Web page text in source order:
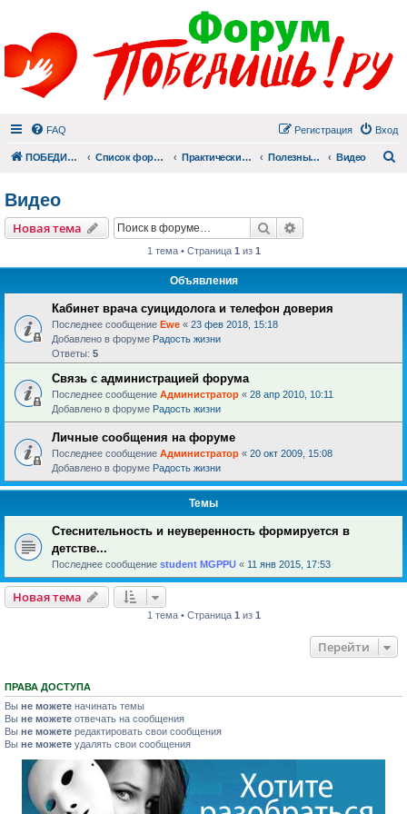
FAQ Вход
Регистрация
ПОБЕДИШЬ.РУ Список форумов Практический раздел Полезные материалы Видео
Видео
Новая тема Поиск
1 тема • Страница 1 из 1
Объявления
Кабинет врача суицидолога и телефон доверия
Последнее сообщение Ewe « 23 фев 2018, 15:18
Добавлено в форуме Радость жизни
Ответы: 5
Связь с администрацией форума
Последнее сообщение Администратор « 28 апр 2010, 10:11
Добавлено в форуме Радость жизни
Личные сообщения на форуме
Последнее сообщение Администратор « 20 окт 2009, 15:08
Добавлено в форуме Радость жизни
Темы
Стеснительность и неуверенность формируется в
детстве...
Последнее сообщение student MGPPU « 11 янв 2015, 17:53
Новая тема
1 тема • Страница 1 из 1
Перейти
ПРАВА ДОСТУПА
Вы не можете начинать темы
Вы не можете отвечать на сообщения
Вы не можете редактировать свои сообщения
Вы не можете удалять свои сообщения